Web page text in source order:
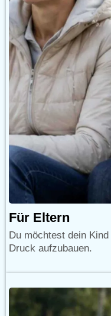
Für Eltern
Du möchtest dein
Druck aufzubauen.